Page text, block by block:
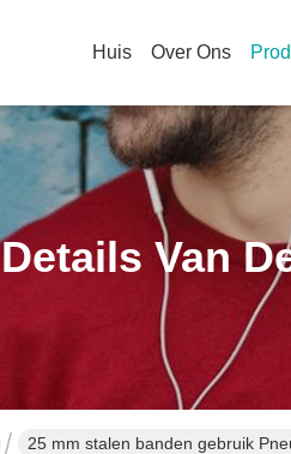
Huis Over Ons
Details Van
25 mm stalen banden gebruik